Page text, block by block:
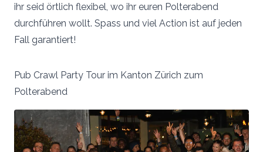
ihr seid örtlich flexibel, wo ihr euren Polterabend
durchführen wollt. Spass und viel Action ist auf jeden
Fall garantiert!
Pub Crawl Party Tour im Kanton Zürich zum
Polterabend